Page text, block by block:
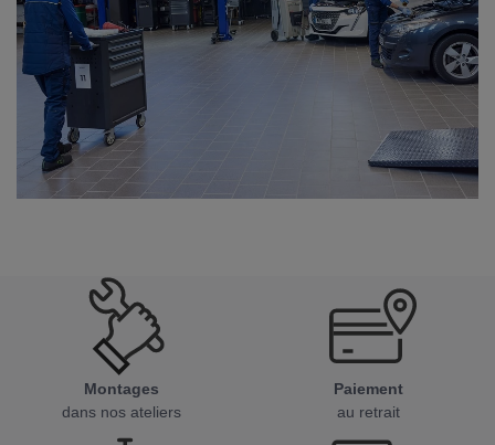
Montages
dans nos ateliers
Paiement
au retrait